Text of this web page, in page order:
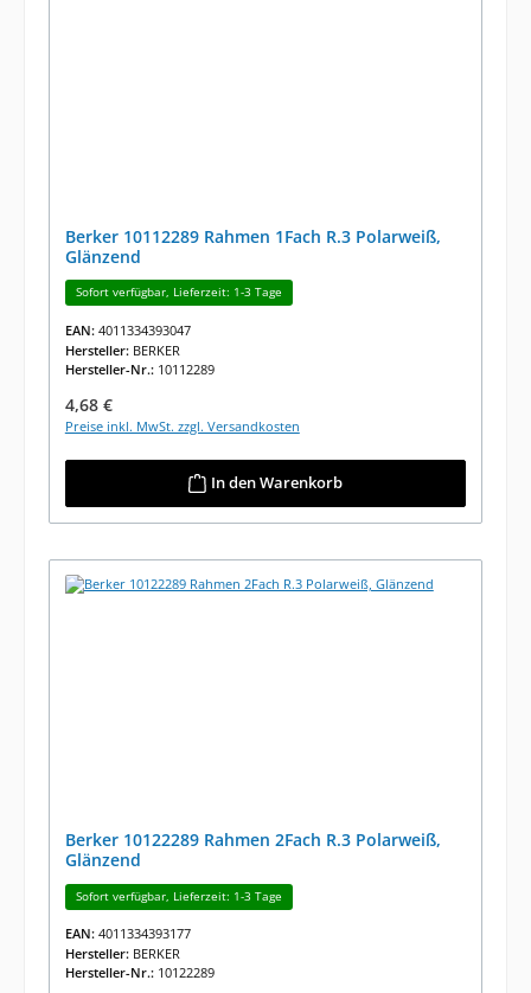
Berker 10112289 Rahmen 1Fach R.3 Polarweiß,
Glänzend
Sofort verfügbar, Lieferzeit: 1-3 Tage
EAN: 4011334393047
Hersteller: BERKER
Hersteller-Nr.: 10112289
Regulärer Preis:
4,68 €
Preise inkl. MwSt. zzgl. Versandkosten
In den Warenkorb
Berker 10122289 Rahmen 2Fach R.3 Polarweiß,
Glänzend
Sofort verfügbar, Lieferzeit: 1-3 Tage
EAN: 4011334393177
Hersteller: BERKER
Hersteller-Nr.: 10122289